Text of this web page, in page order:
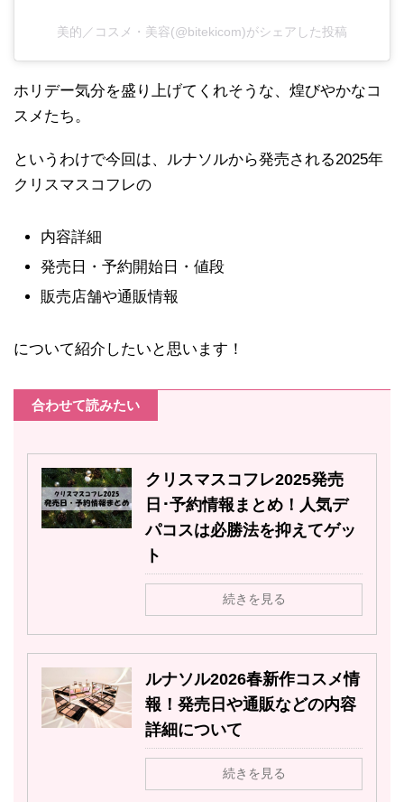
美的／コスメ・美容(@bitekicom)がシェアした投稿
ホリデー気分を盛り上げてくれそうな、煌びやかなコ
スメたち。
というわけで今回は、ルナソルから発売される2025年
クリスマスコフレの
内容詳細
発売日・予約開始日・値段
販売店舗や通販情報
について紹介したいと思います！
合わせて読みたい
クリスマスコフレ2025発売
日･予約情報まとめ！人気デ
パコスは必勝法を抑えてゲッ
ト
続きを見る
ルナソル2026春新作コスメ情
報！発売日や通販などの内容
詳細について
続きを見る